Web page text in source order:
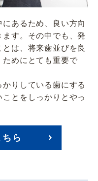
あるため、良い方向
す。その中でも、発
は、将来歯並びを良
ためにとても重要で
りしている歯にする
とをしっかりとやっ
ら